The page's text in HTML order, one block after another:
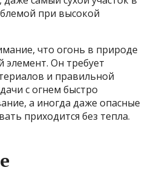
при высокой
что огонь в природе
Он требует
и правильной
с огнем быстро
а иногда даже опасные
приходится без тепла.